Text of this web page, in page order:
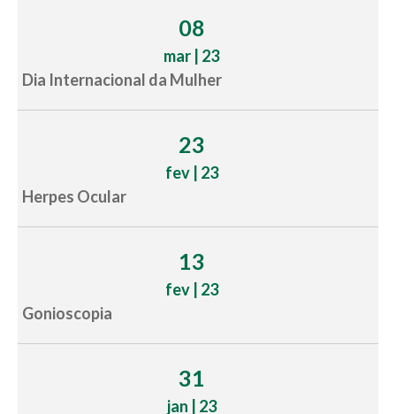
08
mar | 23
Dia Internacional da Mulher
23
fev | 23
Herpes Ocular
13
fev | 23
Gonioscopia
31
jan | 23